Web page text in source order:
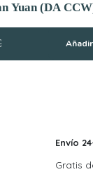
Yuan (DA
Envío
Gratis